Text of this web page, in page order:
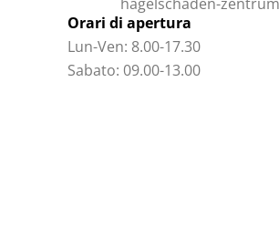
Orari di apertura
Lun-Ven: 8.00-17.30
Sabato: 09.00-13.00